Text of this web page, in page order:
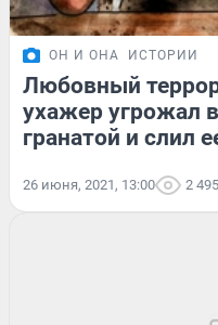
ОН И ОНА ИСТОРИИ
Любовный
ухажер угрожал
гранатой и слил
26 июня, 2021, 13:00 2 495